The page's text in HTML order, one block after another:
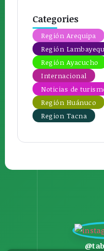
Categories
Región Arequipa
Región
Región Ayacucho
Internacional
Noticias de
Región Huánuco
Region Tacna